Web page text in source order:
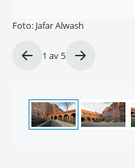
Bild
5
1 av 5
Foto: Jafar Alwash